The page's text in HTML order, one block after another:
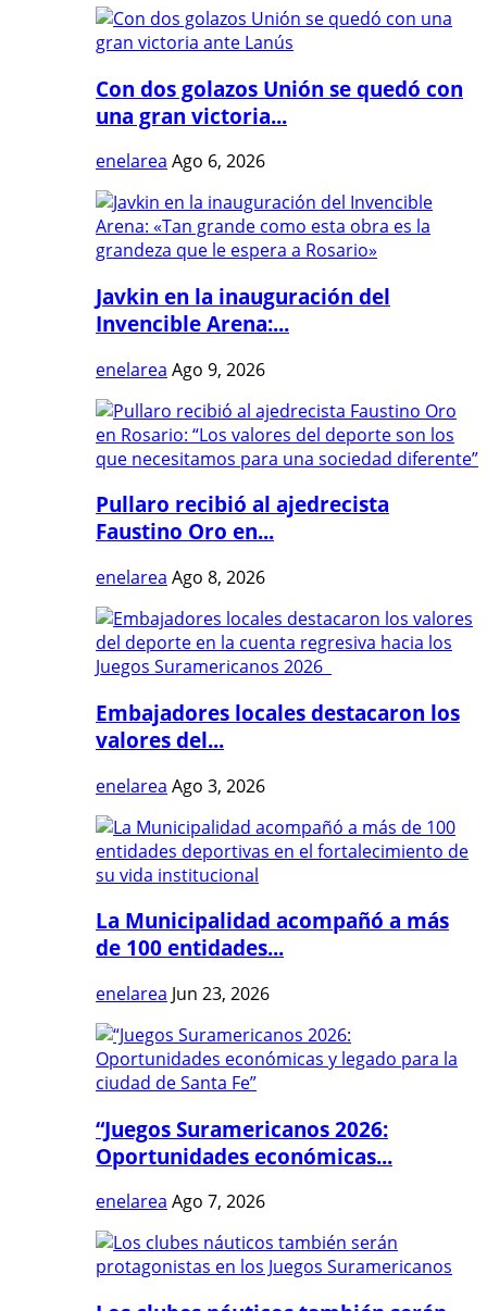
Con dos golazos Unión se quedó con
una gran victoria...
enelarea Ago 6, 2026
Javkin en la inauguración del
Invencible Arena:...
enelarea Ago 9, 2026
Pullaro recibió al ajedrecista
Faustino Oro en...
enelarea Ago 8, 2026
Embajadores locales destacaron los
valores del...
enelarea Ago 3, 2026
La Municipalidad acompañó a más
de 100 entidades...
enelarea Jun 23, 2026
“Juegos Suramericanos 2026:
Oportunidades económicas...
enelarea Ago 7, 2026